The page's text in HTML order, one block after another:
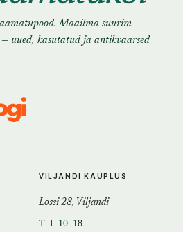
Maailma suurim
uued, kasutatud ja antikvaarsed
VILJANDI KAUPLUS
Lossi 28, Viljandi
T–L 10–18